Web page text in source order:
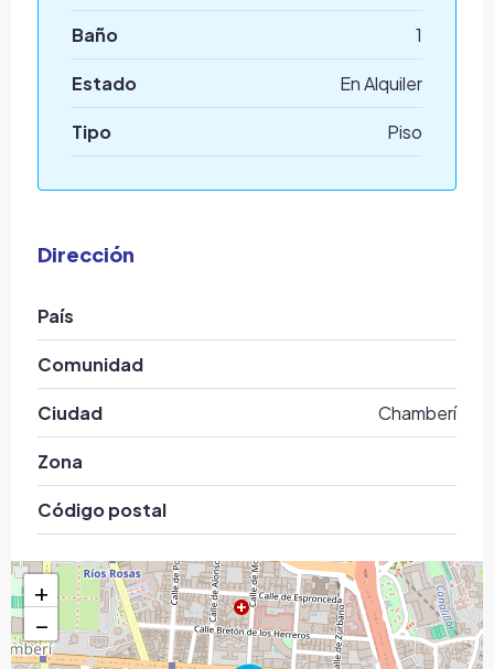
Baño 1
Estado En Alquiler
Tipo Piso
Dirección
País
Comunidad
Ciudad Chamberí
Zona
Código postal
+
−